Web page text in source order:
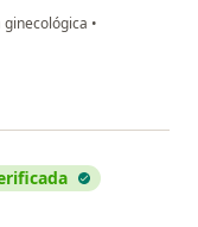
ginecológica •